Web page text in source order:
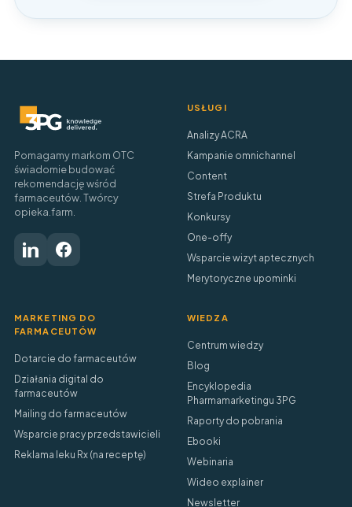
Pomagamy markom OTC
świadomie budować
rekomendację wśród
farmaceutów. Twórcy
opieka.farm.
USŁUGI
Analizy ACRA
Kampanie omnichannel
Content
Strefa Produktu
Konkursy
One-offy
Wsparcie wizyt aptecznych
Merytoryczne upominki
MARKETING DO
FARMACEUTÓW
Dotarcie do farmaceutów
Działania digital do
farmaceutów
Mailing do farmaceutów
Wsparcie pracy przedstawicieli
Reklama leku Rx (na receptę)
WIEDZA
Centrum wiedzy
Blog
Encyklopedia
Pharmamarketingu 3PG
Raporty do pobrania
Ebooki
Webinaria
Wideo explainer
Newsletter